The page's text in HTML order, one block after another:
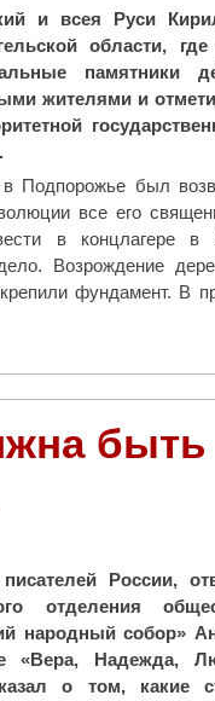
а
н
и
н
а
и всея Руси
области,
памятники
жителями и
.
Подпорожье был
все его
в концлагере в
Возрождение
фундамент. В
быть
России,
отделения
народный собор»
«Вера, Надежда,
о том, какие